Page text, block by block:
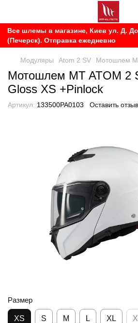
Все шлемы в магазине, Киев ул. Д.
(Печерск). Отправка ежедневно
Модуляры Atom 2 SV Мотошлем
Мотошлем MT ATOM 2
Gloss XS +Pinlock
Артикул: 133500PA0103 Оставить отзыв
Размер
XS S M L XL